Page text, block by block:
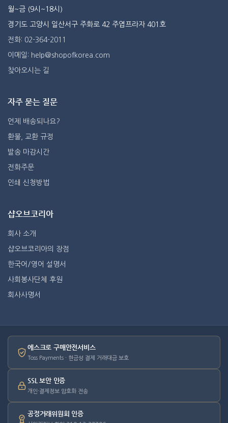
월~금 (9시~18시)
경기도 고양시 일산서구 주화로 42 주엽프라자 401호
전화: 02-364-2011
이메일: help@shopofkorea.com
찾아오시는 길
자주 묻는 질문
언제 배송되나요?
환불, 교환 규정
발송 마감시간
전화주문
인쇄 신청방법
샵오브코리아
회사 소개
샵오브코리아의 장점
한국어/영어 설명서
사회봉사단체 후원
회사사명서
에스크로 구매안전서비스
Toss Payments · 현금성 결제 거래대금 보호
SSL 보안 인증
개인·결제정보 암호화 전송
공정거래위원회 인증